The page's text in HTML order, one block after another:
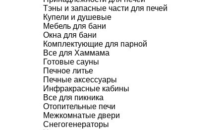
Тэны и запасные части для печей
Купели и душевые
Мебель для бани
Окна для бани
Комплектующие для парной
Все для Хаммама
Готовые сауны
Печное литье
Печные аксессуары
Инфракрасные кабины
Все для пикника
Отопительные печи
Межкомнатые двери
Снегогенераторы
ЦЕНА
ПРОИЗВОДИТЕЛИ